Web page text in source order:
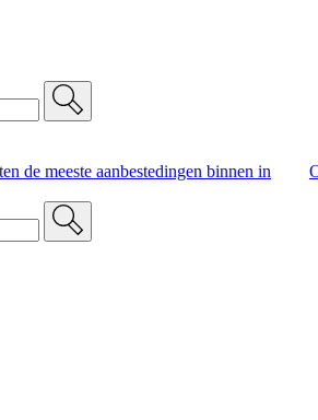
de meeste aanbestedingen binnen in